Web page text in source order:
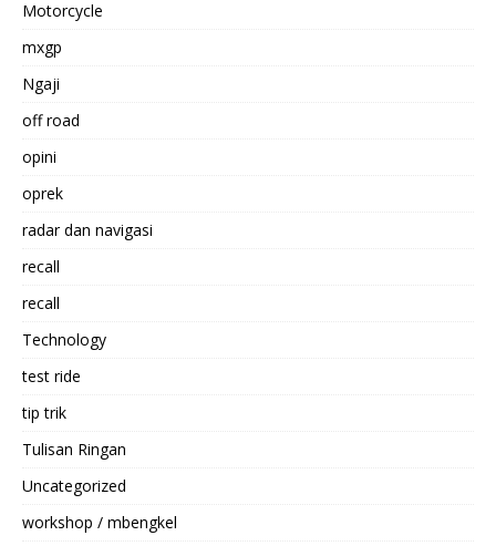
Motorcycle
mxgp
Ngaji
off road
opini
oprek
radar dan navigasi
recall
recall
Technology
test ride
tip trik
Tulisan Ringan
Uncategorized
workshop / mbengkel